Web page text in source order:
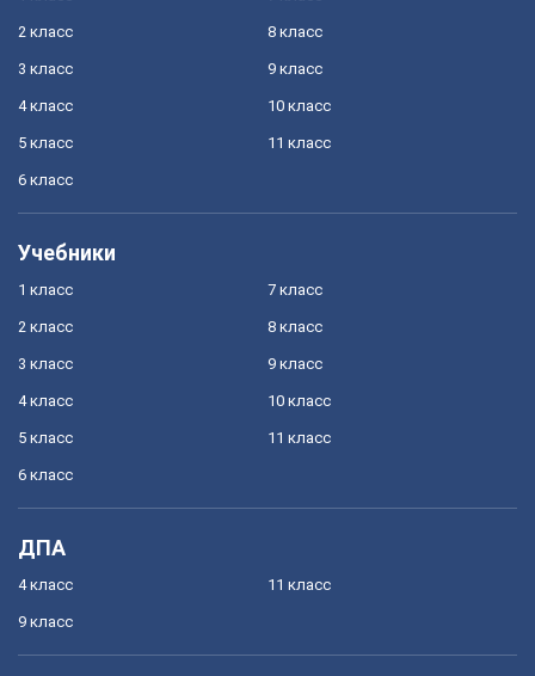
2 класс
3 класс
4 класс
5 класс
6 класс
8 класс
9 класс
10 класс
11 класс
Учебники
1 класс
2 класс
3 класс
4 класс
5 класс
6 класс
7 класс
8 класс
9 класс
10 класс
11 класс
ДПА
4 класс
9 класс
11 класс